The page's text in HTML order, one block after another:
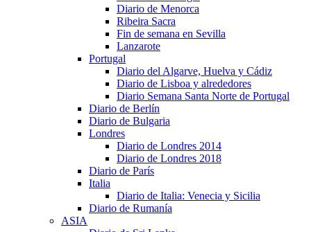
Diario de Menorca
Ribeira Sacra
Fin de semana en Sevilla
Lanzarote
Portugal
Diario del Algarve, Huelva y Cádiz
Diario de Lisboa y alrededores
Diario Semana Santa Norte de Portugal
Diario de Berlín
Diario de Bulgaria
Londres
Diario de Londres 2014
Diario de Londres 2018
Diario de París
Italia
Diario de Italia: Venecia y Sicilia
Diario de Rumanía
ASIA